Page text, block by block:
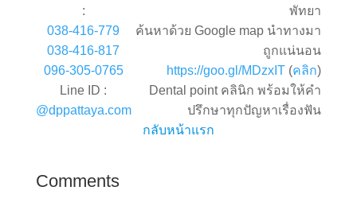
:
038-416-779
038-416-817
096-305-0765
Line ID :
@dppattaya.com
พัทยา
ค้นหาด้วย Google map นำทางมา
ถูกแน่นอน
https://goo.gl/MDzxIT (คลิก)
Dental point คลินิก พร้อมให้คำ
ปรึกษาทุกปัญหาเรื่องฟัน
กลับหน้าแรก
Comments